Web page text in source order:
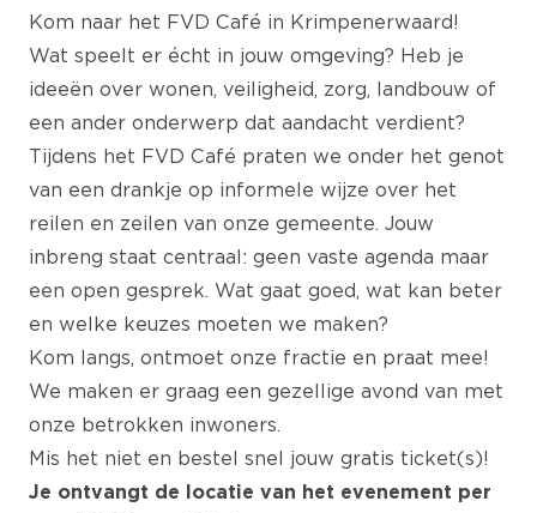
Kom naar het FVD Café in Krimpenerwaard!
Wat speelt er écht in jouw omgeving? Heb je
ideeën over wonen, veiligheid, zorg, landbouw of
een ander onderwerp dat aandacht verdient?
Tijdens het FVD Café praten we onder het genot
van een drankje op informele wijze over het
reilen en zeilen van onze gemeente. Jouw
inbreng staat centraal: geen vaste agenda maar
een open gesprek. Wat gaat goed, wat kan beter
en welke keuzes moeten we maken?
Kom langs, ontmoet onze fractie en praat mee!
We maken er graag een gezellige avond van met
onze betrokken inwoners.
Mis het niet en bestel snel jouw gratis ticket(s)!
Je ontvangt de locatie van het evenement per